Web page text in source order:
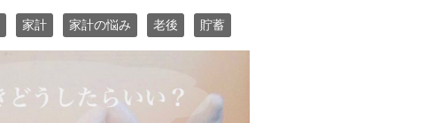
家計 家計の悩み 老後 貯蓄